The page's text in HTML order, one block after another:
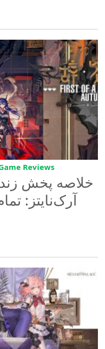
Reviews
خلاصه پخش
آرک‌نایتز: